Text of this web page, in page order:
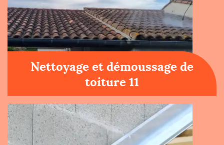
Nettoyage et démoussage de
toiture 11